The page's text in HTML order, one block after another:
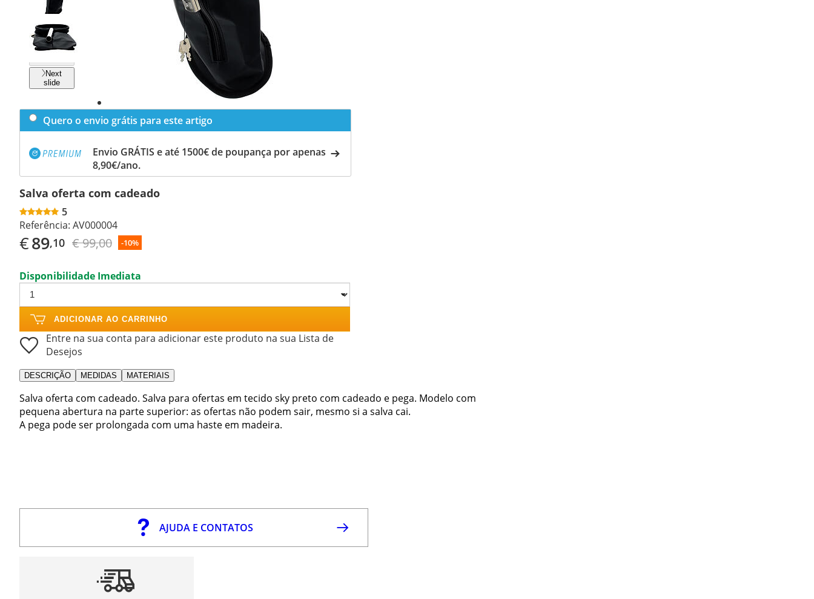
Previous
Next
slide
Quero o envio grátis para este artigo
Envio GRÁTIS e até 1500€ de poupança por apenas
8,90€/ano.
Salva oferta com cadeado
5
Referência: AV000004
€89,10 € 99,00 -10%
Disponibilidade Imediata
ADICIONAR AO CARRINHO
Entre na sua conta para adicionar este produto na sua Lista de
Desejos
DESCRIÇÃO MEDIDAS MATERIAIS
Salva oferta com cadeado. Salva para ofertas em tecido sky preto com cadeado e pega. Modelo com
pequena abertura na parte superior: as ofertas não podem sair, mesmo si a salva cai.
A pega pode ser prolongada com uma haste em madeira.
AJUDA E CONTATOS